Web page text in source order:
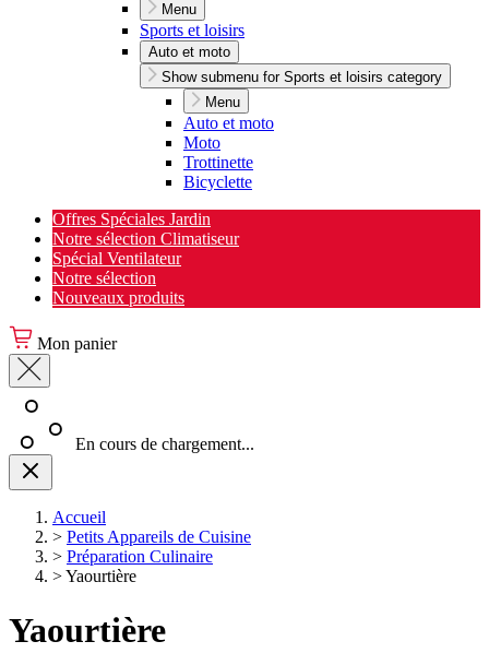
Menu
Sports et loisirs
Auto et moto
Show submenu for Sports et loisirs category
Menu
Auto et moto
Moto
Trottinette
Bicyclette
Offres Spéciales Jardin
Notre sélection Climatiseur
Spécial Ventilateur
Notre sélection
Nouveaux produits
Mon panier
En cours de chargement...
Accueil
> Petits Appareils de Cuisine
> Préparation Culinaire
>Yaourtière
Yaourtière